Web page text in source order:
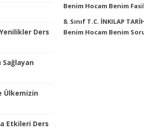
Ders
Sağlayan
Ülkemizin
Etkileri Ders
Benim Hocam Benim
8. Sınıf T.C. İNKILAP
Benim Hocam Benim